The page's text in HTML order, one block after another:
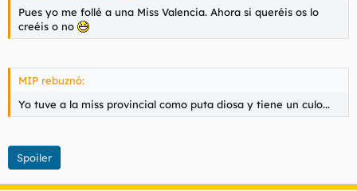
Pues yo me follé a una Miss Valencia. Ahora si queréis os lo
creéis o no
MIP rebuznó:
Yo tuve a la miss provincial como puta diosa y tiene un culo...
Spoiler